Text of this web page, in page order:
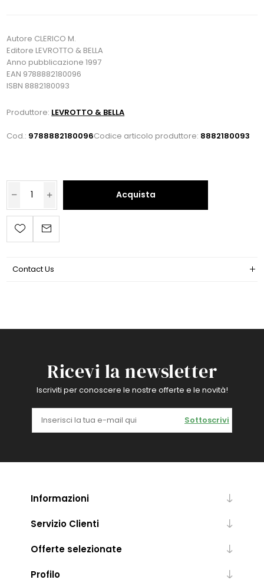
Autore CLERICO M.
Editore LEVROTTO & BELLA
Anno pubblicazione 1997
EAN 9788882180096
ISBN 8882180093
Produttore: LEVROTTO & BELLA
Cod.: 9788882180096Codice articolo produttore: 8882180093
Acquista
Contact Us
Ricevi la newsletter
Iscriviti per conoscere le nostre offerte e le novità!
Sottoscrivi
Informazioni
Servizio Clienti
Offerte selezionate
Profilo